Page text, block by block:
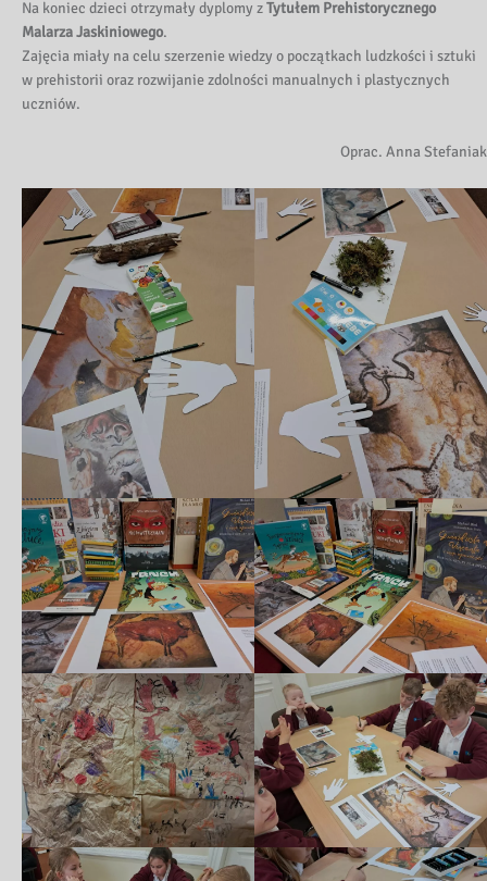
Na koniec dzieci otrzymały dyplomy zTytułem Prehistorycznego
Malarza Jaskiniowego.
Zajęcia miały na celu szerzenie wiedzy o początkach ludzkości i sztuki
w prehistorii oraz rozwijanie zdolności manualnych i plastycznych
uczniów.
Oprac. Anna Stefaniak